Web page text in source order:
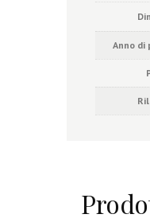
Anno di